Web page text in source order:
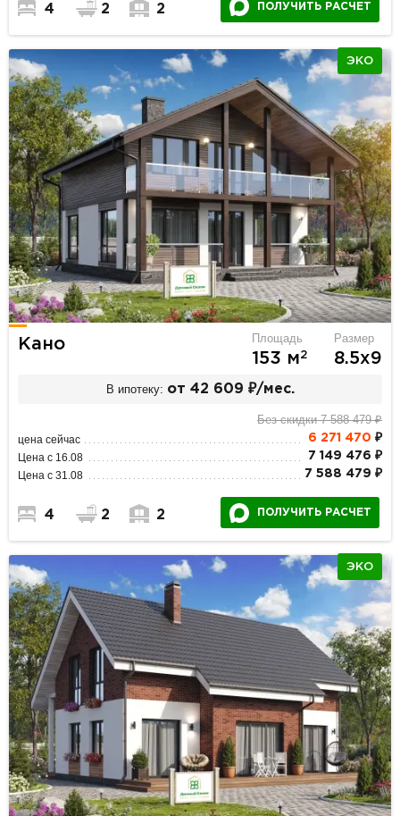
4 2 2 ПОЛУЧИТЬ РАСЧЕТ
ЭКО
Кано Площадь
153 м2
Размер
8.5х9
В ипотеку: от 42 609 ₽/мес.
Без скидки 7 588 479 ₽
цена сейчас 6 271 470 ₽
Цена с 16.08 7 149 476 ₽
Цена с 31.08 7 588 479 ₽
4 2 2 ПОЛУЧИТЬ РАСЧЕТ
ЭКО